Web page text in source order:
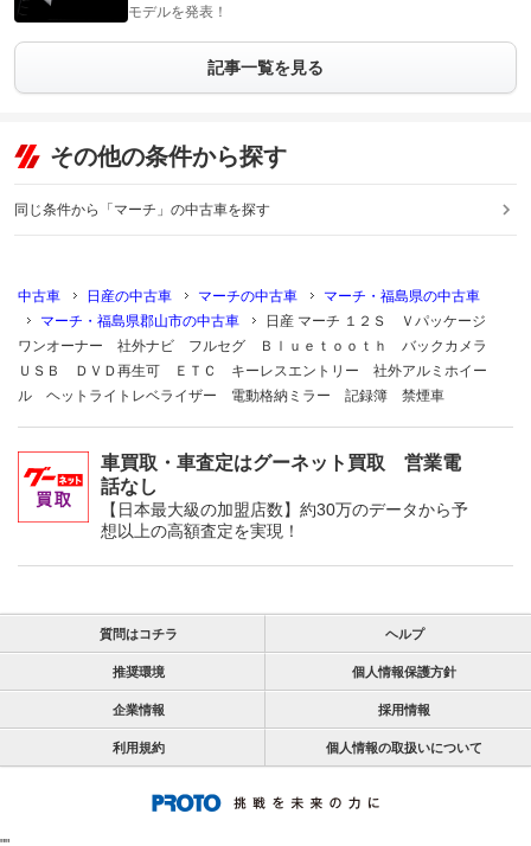
モデルを発表！
記事一覧を見る
その他の条件から探す
同じ条件から「マーチ」の中古車を探す
中古車 日産の中古車 マーチの中古車
マーチ・福島県の中古車
マーチ・福島県郡山市の中古車
日産 マーチ １２Ｓ Ｖパッケージ
ワンオーナー 社外ナビ フルセグ Ｂｌｕｅｔｏｏｔｈ バックカメラ
ＵＳＢ ＤＶＤ再生可 ＥＴＣ キーレスエントリー 社外アルミホイー
ル ヘットライトレベライザー 電動格納ミラー 記録簿 禁煙車
車買取・車査定はグーネット買取 営業電
話なし
【日本最大級の加盟店数】約30万のデータから予
想以上の高額査定を実現！
質問はコチラ ヘルプ
推奨環境 個人情報保護方針
企業情報 採用情報
利用規約 個人情報の取扱いについて